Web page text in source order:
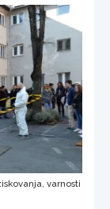
varnosti